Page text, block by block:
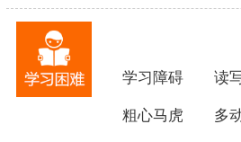
学习障碍 读
粗心马虎 多